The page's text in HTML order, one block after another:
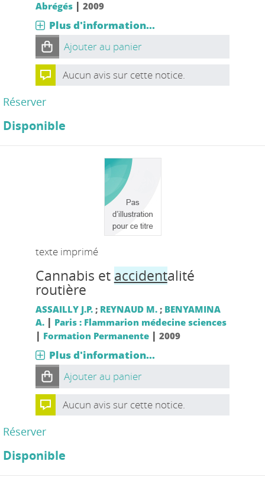
Abrégés| 2009
Plus d'information...
Ajouter au panier
Aucun avis sur cette notice.
Réserver
Disponible
texte imprimé
Cannabis et accidentalité
routière
ASSAILLY J.P.; REYNAUD M.; BENYAMINA
A. | Paris : Flammarion médecine sciences
| Formation Permanente| 2009
Plus d'information...
Ajouter au panier
Aucun avis sur cette notice.
Réserver
Disponible